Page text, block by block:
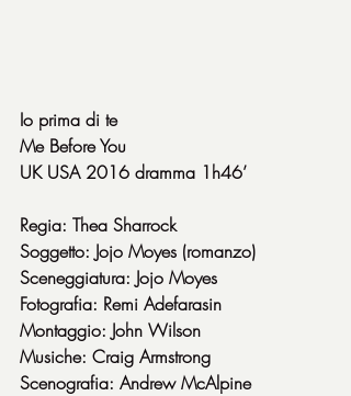
Io prima di te
Me Before You
UK USA 2016 dramma 1h46’
Regia: Thea Sharrock
Soggetto: Jojo Moyes (romanzo)
Sceneggiatura: Jojo Moyes
Fotografia: Remi Adefarasin
Montaggio: John Wilson
Musiche: Craig Armstrong
Scenografia: Andrew McAlpine